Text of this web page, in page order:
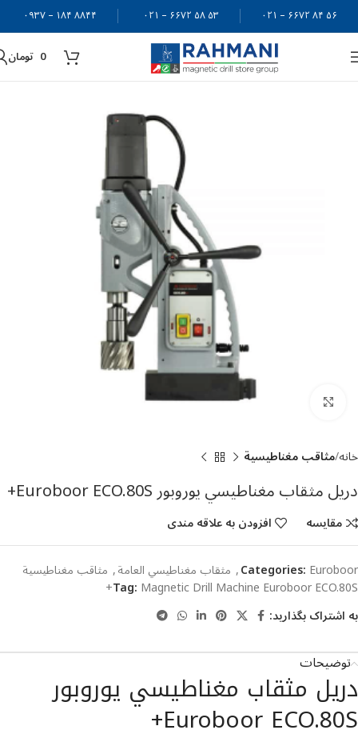
۵۶ ۸۴ ۶۶۷۲ – ۰۲۱ ۵۳ ۵۸ ۶۶۷۲ – ۰۲۱ ۸۸۴۴ ۱۸۴ – ۰۹۳۷
0 تومان
بزرگنمایی تصویر
خانه مثاقب مغناطيسية
دريل مثقاب مغناطيسي یوروبور Euroboor ECO.80S+
مقایسه افزودن به علاقه مندی
Categories: Euroboor
, مثقاب مغناطيسي العامة, مثاقب مغناطيسية
Tag: Magnetic Drill Machine Euroboor ECO.80S+
به اشتراک بگذارید:
توضیحات
دريل مثقاب مغناطيسي یوروبور
Euroboor ECO.80S+